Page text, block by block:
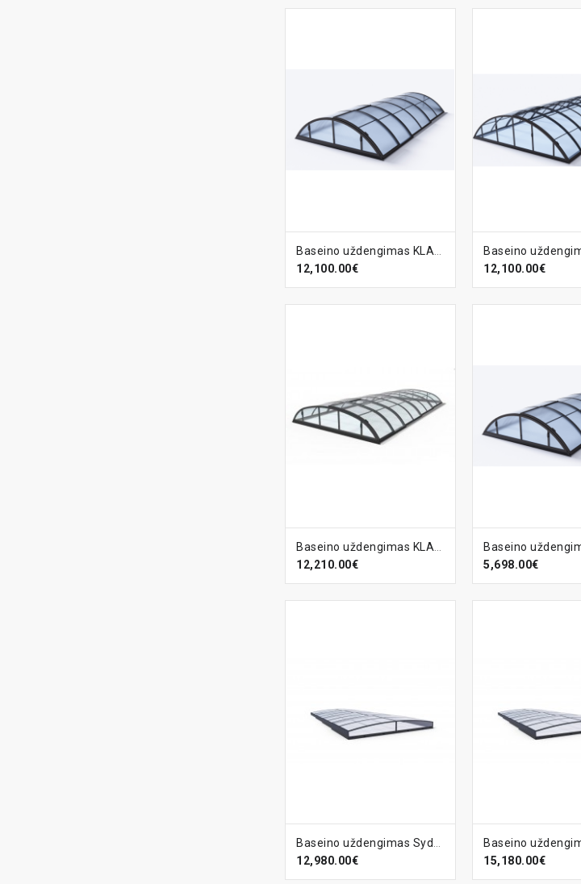
Į KREPŠELĮ
Baseino uždengimas KLASIK-C
12,100.00€
Į KREPŠELĮ
12,100.00€
Į KREPŠELĮ
Baseino uždengimas KLASIK-PRO-B CLEAR
12,210.00€
Į KREPŠELĮ
5,698.00€
Į KREPŠELĮ
Baseino uždengimas Sydney-B
12,980.00€
Į KREPŠELĮ
15,180.00€